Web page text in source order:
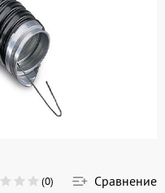
(0) Сравнение